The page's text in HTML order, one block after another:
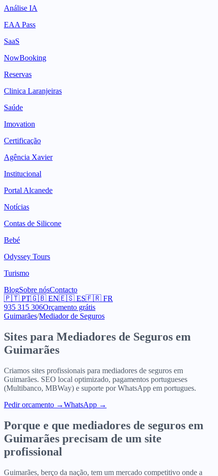
Análise IA
EAA Pass
SaaS
NowBooking
Reservas
Clinica Laranjeiras
Saúde
Imovation
Certificação
Agência Xavier
Institucional
Portal Alcanede
Notícias
Contas de Silicone
Bebé
Odyssey Tours
Turismo
BlogSobre nósContacto
🇵🇹 PT🇬🇧 EN🇪🇸 ES🇫🇷 FR
935 315 306Orçamento grátis
Guimarães/Mediador de Seguros
Sites para Mediadores de Seguros em
Guimarães
Criamos sites profissionais para mediadores de seguros em
Guimarães. SEO local optimizado, pagamentos portugueses
(Multibanco, MBWay) e suporte por WhatsApp em portugues.
Pedir orcamento →WhatsApp →
Porque e que mediadores de seguros em
Guimarães precisam de um site
profissional
Guimarães, berço da nação, tem um mercado competitivo onde a